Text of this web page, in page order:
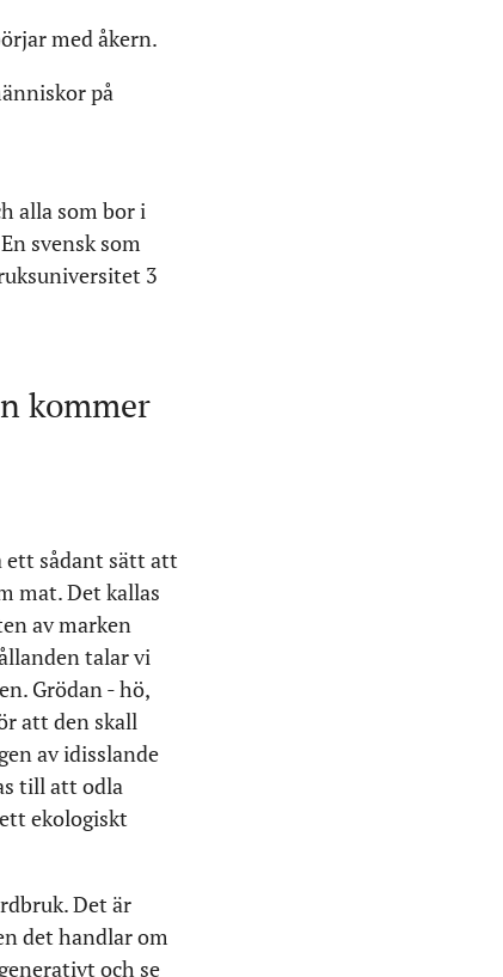
med åkern.
på
alla som bor i
svensk som
3
kommer
ett sådant sätt att
mat. Det kallas
av marken
talar vi
Grödan - hö,
att den skall
av idisslande
till att odla
ekologiskt
Det är
det handlar om
och se